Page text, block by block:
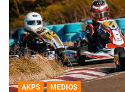
AKPS MEDIOS